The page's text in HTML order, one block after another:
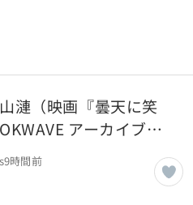
漣（映画『曇天に笑
アーカイブ｜
月取材】
9時間前